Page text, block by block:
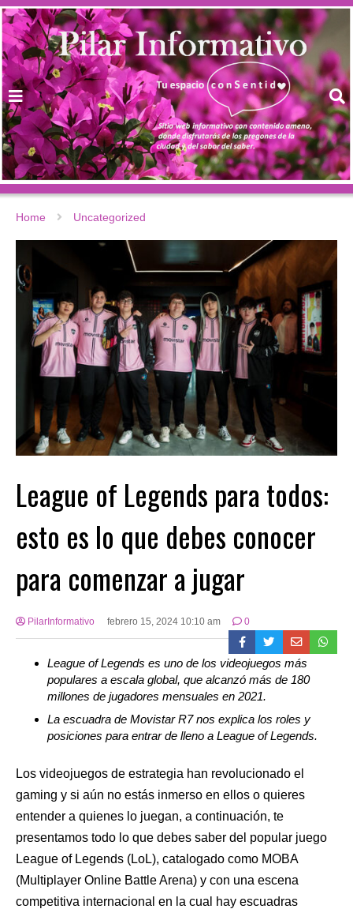
Home Uncategorized
League of Legends para todos:
esto es lo que debes conocer
para comenzar a jugar
PilarInformativo febrero 15, 2024 10:10 am 0
League of Legends es uno de los videojuegos más
populares a escala global, que alcanzó más de 180
millones de jugadores mensuales en 2021.
La escuadra de Movistar R7 nos explica los roles y
posiciones para entrar de lleno a League of Legends.
Los videojuegos de estrategia han revolucionado el
gaming y si aún no estás inmerso en ellos o quieres
entender a quienes lo juegan, a continuación, te
presentamos todo lo que debes saber del popular juego
League of Legends (LoL), catalogado como MOBA
(Multiplayer Online Battle Arena) y con una escena
competitiva internacional en la cual hay escuadras